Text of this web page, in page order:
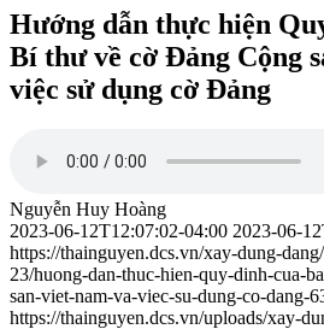
Hướng dẫn thực hiện
Bí thư về cờ Đảng Cộng
việc sử dụng cờ Đảng
Nguyễn Huy Hoàng
2023-06-12T12:07:02-04:00 2023-06-
https://thainguyen.dcs.vn/xay-dung-
23/huong-dan-thuc-hien-quy-dinh-cua-
san-viet-nam-va-viec-su-dung-co-dang-
https://thainguyen.dcs.vn/uploads/xay-